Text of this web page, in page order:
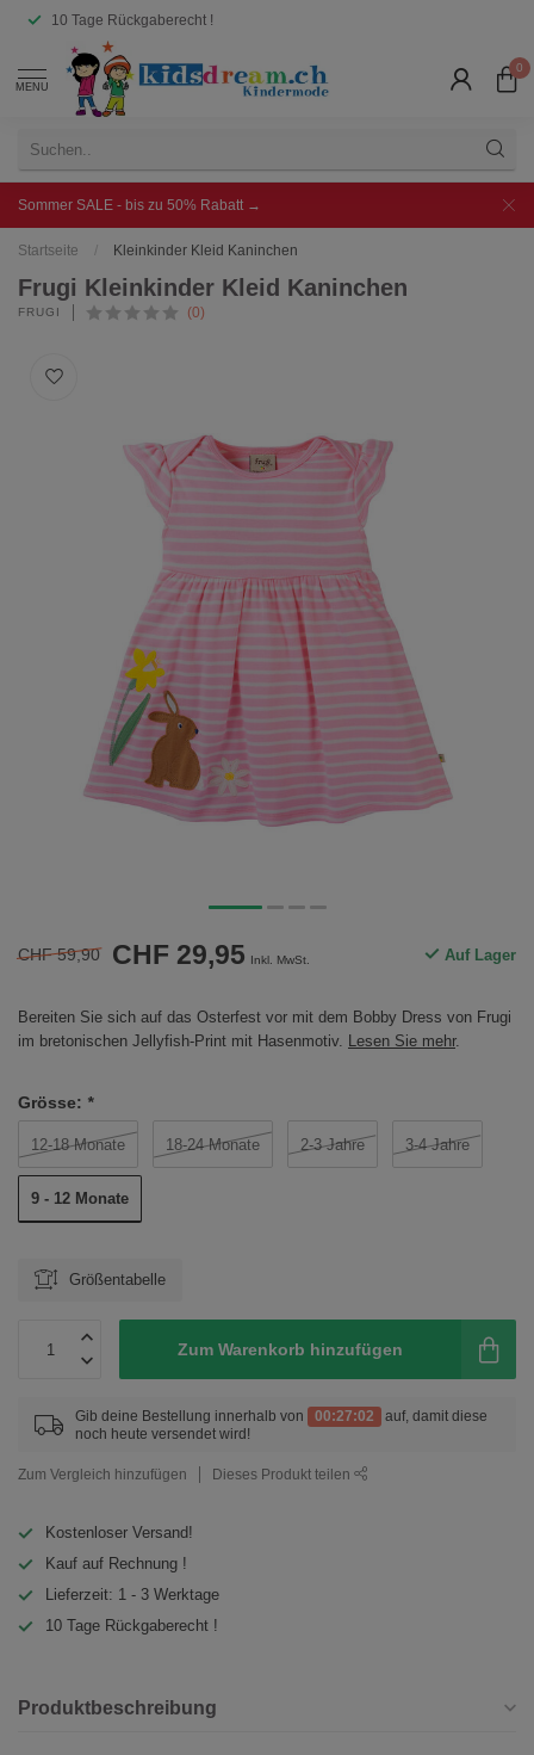
10 Tage Rückgaberecht !
MENU
0
Sommer SALE - bis zu 50% Rabatt →
Startseite / Kleinkinder Kleid Kaninchen
Frugi Kleinkinder Kleid Kaninchen
FRUGI (0)
CHF 59,90 CHF 29,95 Inkl. MwSt. Auf Lager
Bereiten Sie sich auf das Osterfest vor mit dem Bobby Dress von Frugi
im bretonischen Jellyfish-Print mit Hasenmotiv. Lesen Sie mehr.
Grösse: *
12-18 Monate 18-24 Monate 2-3 Jahre 3-4 Jahre
9 - 12 Monate
Größentabelle
Zum Warenkorb hinzufügen
Gib deine Bestellung innerhalb von 00:27:02
auf, damit diese
noch heute versendet wird!
Zum Vergleich hinzufügen Dieses Produkt teilen
Kostenloser Versand!
Kauf auf Rechnung !
Lieferzeit: 1 - 3 Werktage
10 Tage Rückgaberecht !
Produktbeschreibung